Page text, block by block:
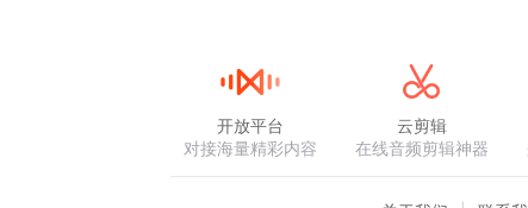
开放平台
对接海量精彩内容
云剪辑
在线音频剪辑神器